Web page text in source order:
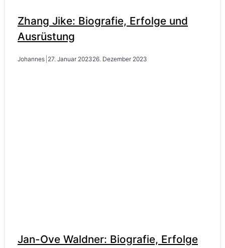
Zhang Jike: Biografie, Erfolge und
Ausrüstung
Johannes 27. Januar 202326. Dezember 2023
Jan-Ove Waldner: Biografie, Erfolge